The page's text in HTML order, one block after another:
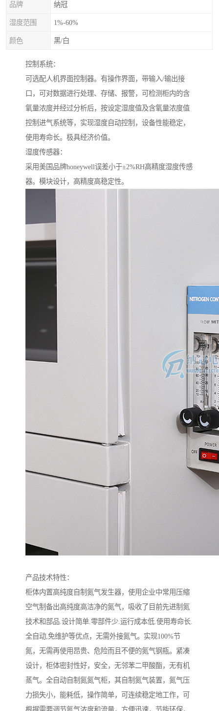
品牌 纳冠
湿度范围 1%-60%
颜色 黑/白
控制系统：
可选配人机界面控制器。有操作界面，带输入/输出接
口，可对数据进行处理、存储、报警，可检测柜内的含
氧量浓度并经过分析后，按设定湿度值及含氧量浓度值
控制进气系统等，实现湿度自动控制，设备性能稳定，
使用寿命长。极具经济价值。
湿度传感器：
采用美国品牌honeywell误差小于±2%RH高精度湿度传感
器。模块设计，高精度高稳定性。
产品技术特性：
柜体内置高纯度自制氮气发生器，使用企业中常用压缩
空气制备出高纯度高洁净的氮气，吸收了目前先进制氮
技术和部品.设计简单.零部件少.运行成本低.使用寿命长.
全自动,免维护等优点，无需外接氮气。实现100%节
氮，无需再使用昂贵、危险而且不便的氮气钢瓶。紧凑
设计，柜体密封性好，安全，无邻苯二甲酸酯，无有机
蒸气。全自动自制氮氮气柜，其自制氮气装置，氮气压
力损失小，能耗低，操作简单，可连续稳定地工作，可